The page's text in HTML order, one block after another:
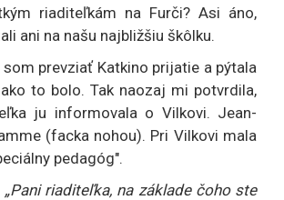
riaditeľkám na Furči? Asi áno,
ani na našu najbližšiu škôlku.
som prevziať Katkino prijatie a pýtala
to bolo. Tak naozaj mi potvrdila,
ju informovala o Vilkovi. Jean-
(facka nohou). Pri Vilkovi mala
pedagóg".
„Pani riaditeľka, na základe čoho ste